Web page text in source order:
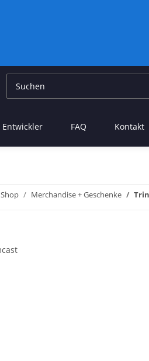
Entwickler FAQ Kontakt
Shop Merchandise + Geschenke